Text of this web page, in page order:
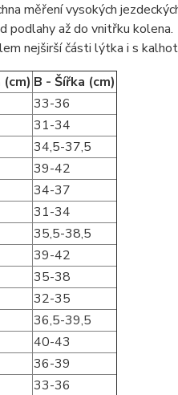
měření vysokých
podlahy až do vnitřku kolena.
nejširší části lýtka i s
B - Šířka (cm)
33-36
31-34
34,5-37,5
39-42
34-37
31-34
35,5-38,5
39-42
35-38
32-35
36,5-39,5
40-43
36-39
33-36